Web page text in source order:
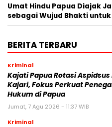
Umat Hindu Papua Diajak
sebagai Wujud Bhakti
BERITA TERBARU
Kriminal
Kajati Papua Rotasi
Kajari, Fokus Perkuat
Hukum di Papua
Jumat, 7 Agu 2026 - 11:37 WIB
Kriminal